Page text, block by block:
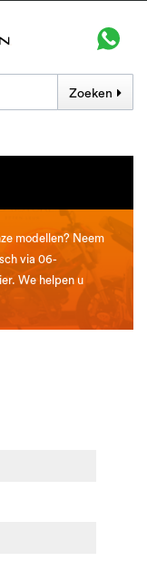
Zoeken
modellen? Neem
via 06-
We helpen u